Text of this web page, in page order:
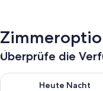
Überprüfe die
Heute Nacht
Überprüfe die